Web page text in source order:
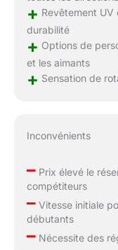
+ Revêtement
durabilité
+ Options de
et les aimants
+ Sensation de
Inconvénients
–Prix élevé le
compétiteurs
–Vitesse initiale
débutants
–Nécessite des